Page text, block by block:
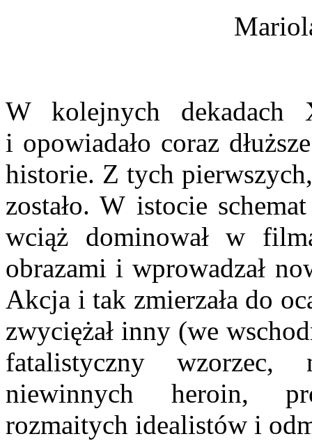
W kolejnych
i opowiadało coraz
historie. Z tych
zostało. W istocie
wciąż dominował w
obrazami i wprowadzał
Akcja i tak zmierzała do
zwyciężał inny (we
fatalistyczny wzorzec,
niewinnych heroin,
rozmaitych idealistów i